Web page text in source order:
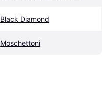
Black Diamond
Moschettoni